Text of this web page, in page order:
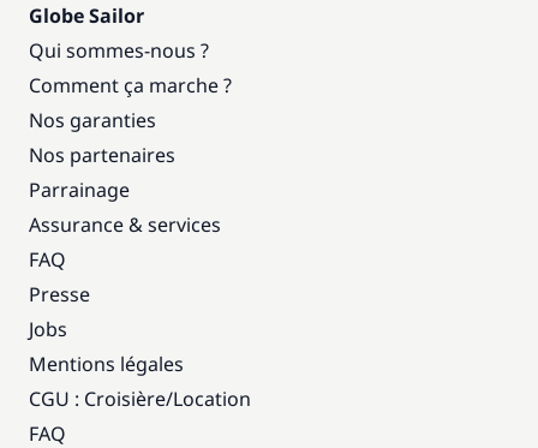
Globe Sailor
Qui sommes-nous ?
Comment ça marche ?
Nos garanties
Nos partenaires
Parrainage
Assurance & services
FAQ
Presse
Jobs
Mentions légales
CGU : Croisière/Location
FAQ